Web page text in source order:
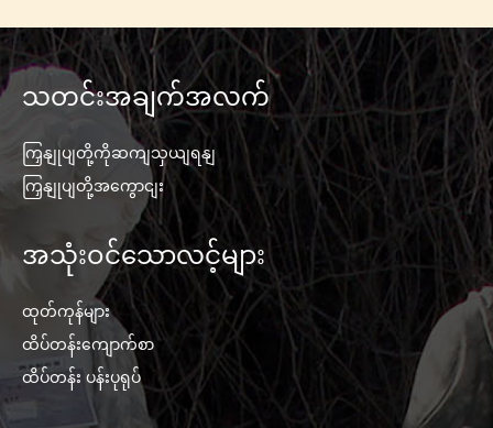
သတင်းအချက်အလက်
ကြှနျုပျတို့ကိုဆကျသှယျရနျ
ကြှနျုပျတို့အကွောငျး
အသုံးဝင်သောလင့်များ
ထုတ်ကုန်များ
ထိပ်တန်းကျောက်စာ
ထိပ်တန်း ပန်းပုရုပ်